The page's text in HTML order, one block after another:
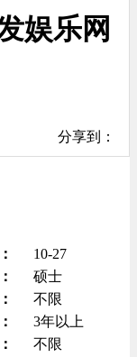
娱乐网
分享到：
10-27
硕士
不限
3年以上
不限